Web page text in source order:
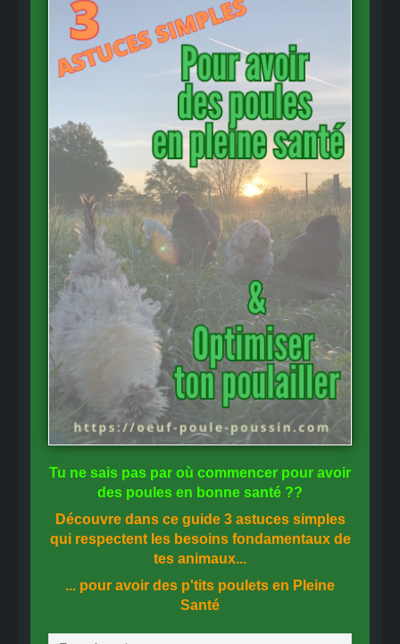
Tu ne sais pas par où commencer pour avoir
des poules en bonne santé ??
Découvre dans ce guide 3 astuces simples
qui respectent les besoins fondamentaux de
tes animaux...
... pour avoir des p'tits poulets en Pleine
Santé